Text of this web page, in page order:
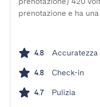
prenotazione e ha
4.8 Accuratezza
4.8 Check-in
4.7 Pulizia